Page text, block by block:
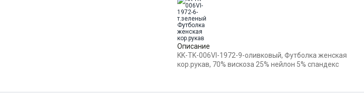
Особенности
ткани
Модель
Цвет
Ворот
Круглый
Карман
Описание
KK-TK-006VI-1972-9-оливковый, Футболка женская
кор.рукав, 70% вискоза 25% нейлон 5% спандекс